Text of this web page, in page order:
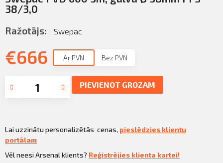
KLIENTU PORTĀLS
Iziet
38/3,0
Ražotājs: Swepac
€666 Ar PVN Bez PVN
PIEVIENOT GROZAM
Lai uzzinātu personalizētās cenas, pieslēdzies klientu
portālam
Vēl neesi Arsenal klients? Reģistrējies klienta kartei!